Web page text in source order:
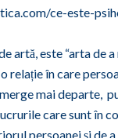
ce-este-
artă, este “arta de
relație în care
mai departe,
care sunt în
persoanei și de